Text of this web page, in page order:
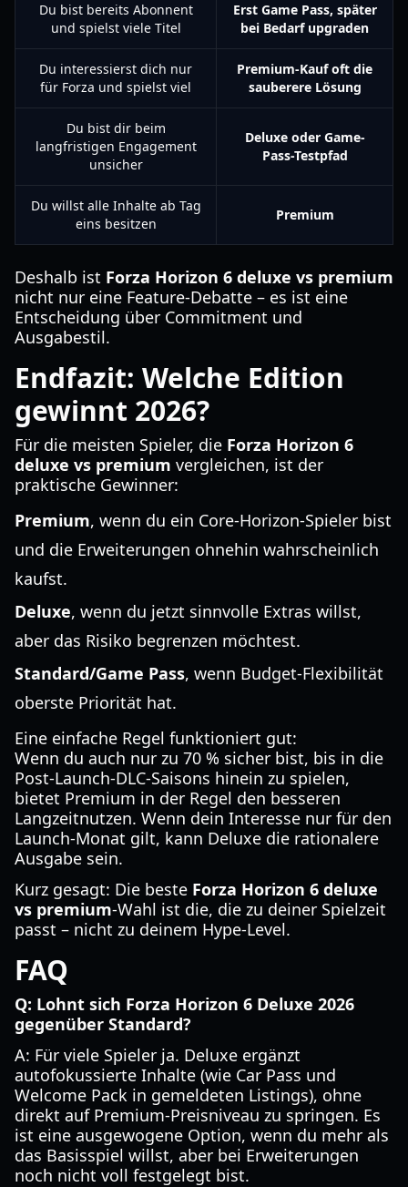
Du bist bereits Abonnent
und spielst viele Titel
Erst Game Pass, später
bei Bedarf upgraden
Du interessierst dich nur
für Forza und spielst viel
Premium-Kauf oft die
sauberere Lösung
Du bist dir beim
langfristigen Engagement
unsicher
Deluxe oder Game-
Pass-Testpfad
Du willst alle Inhalte ab Tag
eins besitzen
Premium
Deshalb ist Forza Horizon 6 deluxe vs premium
nicht nur eine Feature-Debatte – es ist eine
Entscheidung über Commitment und
Ausgabestil.
Endfazit: Welche Edition
gewinnt 2026?
Für die meisten Spieler, die Forza Horizon 6
deluxe vs premium vergleichen, ist der
praktische Gewinner:
Premium, wenn du ein Core-Horizon-Spieler bist
und die Erweiterungen ohnehin wahrscheinlich
kaufst.
Deluxe, wenn du jetzt sinnvolle Extras willst,
aber das Risiko begrenzen möchtest.
Standard/Game Pass, wenn Budget-Flexibilität
oberste Priorität hat.
Eine einfache Regel funktioniert gut:
Wenn du auch nur zu 70 % sicher bist, bis in die
Post-Launch-DLC-Saisons hinein zu spielen,
bietet Premium in der Regel den besseren
Langzeitnutzen. Wenn dein Interesse nur für den
Launch-Monat gilt, kann Deluxe die rationalere
Ausgabe sein.
Kurz gesagt: Die beste Forza Horizon 6 deluxe
vs premium-Wahl ist die, die zu deiner Spielzeit
passt – nicht zu deinem Hype-Level.
FAQ
Q: Lohnt sich Forza Horizon 6 Deluxe 2026
gegenüber Standard?
A: Für viele Spieler ja. Deluxe ergänzt
autofokussierte Inhalte (wie Car Pass und
Welcome Pack in gemeldeten Listings), ohne
direkt auf Premium-Preisniveau zu springen. Es
ist eine ausgewogene Option, wenn du mehr als
das Basisspiel willst, aber bei Erweiterungen
noch nicht voll festgelegt bist.